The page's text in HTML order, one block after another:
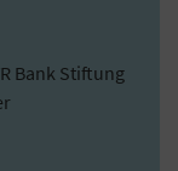
Bank Stiftung